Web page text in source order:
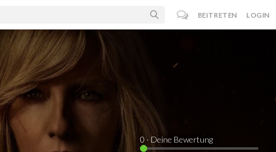
BEITRETEN LOGIN
0 · Deine Bewertung